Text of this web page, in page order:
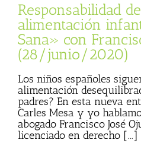
Vida Sana
Responsabilidad
alimentación
Sana» con
(28/junio/2020)
Los niños españoles
alimentación
padres? En esta nueva
Carles Mesa y yo
abogado Francisco José
licenciado en derecho [...]